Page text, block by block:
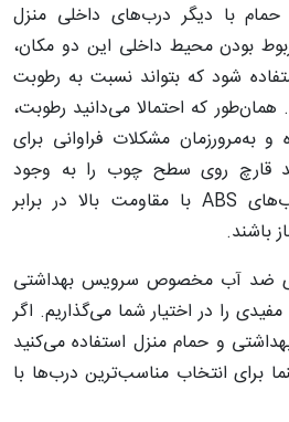
با دیگر درب‌های داخلی منزل
بودن محیط داخلی این دو مکان،
شود که بتواند نسبت به رطوبت
که احتمالا می‌دانید رطوبت،
به‌مرورزمان مشکلات فراوانی برای
قارچ روی سطح چوب را به وجود
می‌آورد. اینجاست که درب‌های ABS با مقاومت بالا در برابر
باشند.
ضد آب مخصوص سرویس بهداشتی
را در اختیار شما می‌گذاریم. اگر
و حمام منزل استفاده می‌کنید
برای انتخاب مناسب‌ترین درب‌ها با